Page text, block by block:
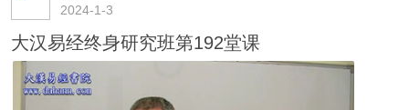
2024-1-3
大汉易经终身研究班第192堂课